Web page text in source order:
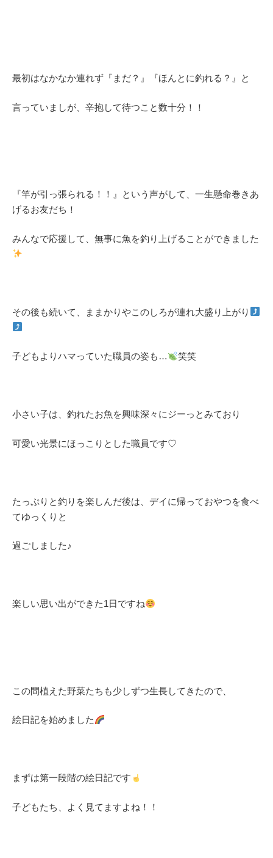
最初はなかなか連れず『まだ？』『ほんとに釣れる？』と
言っていましが、辛抱して待つこと数十分！！
『竿が引っ張られる！！』という声がして、一生懸命巻きあ
げるお友だち！
みんなで応援して、無事に魚を釣り上げることができました
その後も続いて、ままかりやこのしろが連れ大盛り上がり
子どもよりハマっていた職員の姿も… 笑笑
小さい子は、釣れたお魚を興味深々にジーっとみており
可愛い光景にほっこりとした職員です♡
たっぷりと釣りを楽しんだ後は、デイに帰っておやつを食べ
てゆっくりと
過ごしました♪
楽しい思い出ができた1日ですね
この間植えた野菜たちも少しずつ生長してきたので、
絵日記を始めました
まずは第一段階の絵日記です
子どもたち、よく見てますよね！！